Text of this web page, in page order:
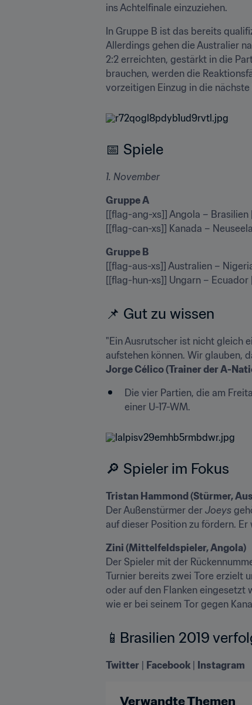
ins Achtelfinale einzuziehen.
In Gruppe B ist das bereits
Allerdings gehen die Australier
2:2 erreichten, gestärkt in die
brauchen, werden die
vorzeitigen Einzug in die
📅 Spiele
1. November
Gruppe A
[[flag-ang-xs]] Angola –
[[flag-can-xs]] Kanada –
Gruppe B
[[flag-aus-xs]] Australien –
[[flag-hun-xs]] Ungarn –
📌 Gut zu wissen
"Ein Ausrutscher ist nicht gleich
Jorge Célico (Trainer der A-
Die vier Partien, die am
einer U-17-WM.
🔎 Spieler im Fokus
Tristan Hammond (Stürmer,
Der Außenstürmer der Joeys
auf dieser Position zu fördern.
Zini (Mittelfeldspieler, Angola)
Der Spieler mit der
Turnier bereits zwei Tore erzielt
oder auf den Flanken eingesetzt
wie er bei seinem Tor gegen
📱Brasilien 2019
Twitter | Facebook | Instagram
Verwandte Themen